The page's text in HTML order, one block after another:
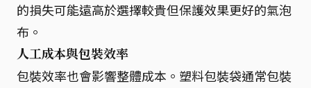
的損失可能遠高於選擇較貴但保護效果更好的氣泡
布。
人工成本與包裝效率
包裝效率也會影響整體成本。塑料包裝袋通常包裝